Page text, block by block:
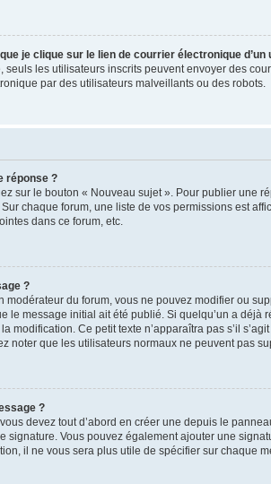
je clique sur le lien de courrier électronique d’un
les utilisateurs inscrits peuvent envoyer des
par des utilisateurs malveillants ou des robots.
réponse ?
sur le bouton « Nouveau sujet ». Pour publier
chaque forum, une liste de vos permissions est
dans ce forum, etc.
?
du forum, vous ne pouvez modifier ou
le message initial ait été publié. Si quelqu’un a
modification. Ce petit texte n’apparaîtra pas s’il
noter que les utilisateurs normaux ne peuvent pas
?
devez tout d’abord en créer une depuis le
signature. Vous pouvez également ajouter une
il ne vous sera plus utile de spécifier sur chaque